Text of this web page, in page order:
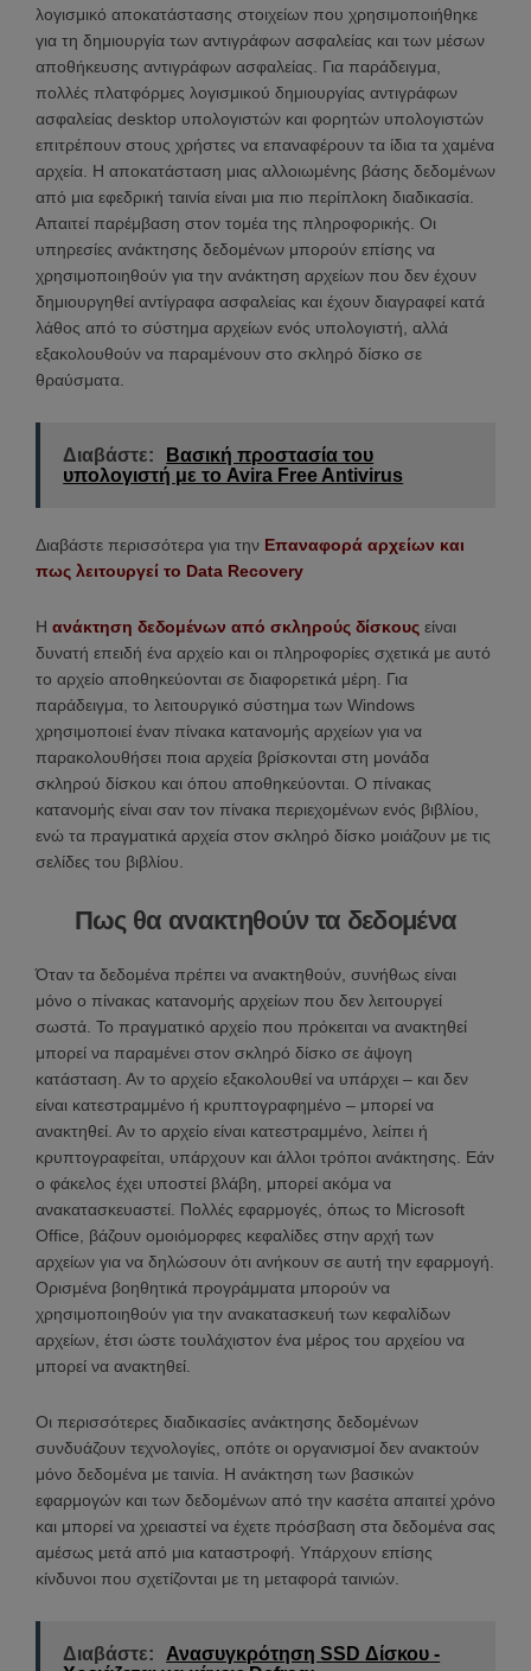
λογισμικό αποκατάστασης στοιχείων που χρησιμοποιήθηκε
για τη δημιουργία των αντιγράφων ασφαλείας και των μέσων
αποθήκευσης αντιγράφων ασφαλείας. Για παράδειγμα,
πολλές πλατφόρμες λογισμικού δημιουργίας αντιγράφων
ασφαλείας desktop υπολογιστών και φορητών υπολογιστών
επιτρέπουν στους χρήστες να επαναφέρουν τα ίδια τα χαμένα
αρχεία. Η αποκατάσταση μιας αλλοιωμένης βάσης δεδομένων
από μια εφεδρική ταινία είναι μια πιο περίπλοκη διαδικασία.
Απαιτεί παρέμβαση στον τομέα της πληροφορικής. Οι
υπηρεσίες ανάκτησης δεδομένων μπορούν επίσης να
χρησιμοποιηθούν για την ανάκτηση αρχείων που δεν έχουν
δημιουργηθεί αντίγραφα ασφαλείας και έχουν διαγραφεί κατά
λάθος από το σύστημα αρχείων ενός υπολογιστή, αλλά
εξακολουθούν να παραμένουν στο σκληρό δίσκο σε
θραύσματα.
Διαβάστε:
Βασική προστασία του
υπολογιστή με το Avira Free Antivirus
Διαβάστε περισσότερα για την Επαναφορά αρχείων και
πως λειτουργεί το Data Recovery
Η ανάκτηση δεδομένων από σκληρούς δίσκους είναι
δυνατή επειδή ένα αρχείο και οι πληροφορίες σχετικά με αυτό
το αρχείο αποθηκεύονται σε διαφορετικά μέρη. Για
παράδειγμα, το λειτουργικό σύστημα των Windows
χρησιμοποιεί έναν πίνακα κατανομής αρχείων για να
παρακολουθήσει ποια αρχεία βρίσκονται στη μονάδα
σκληρού δίσκου και όπου αποθηκεύονται. Ο πίνακας
κατανομής είναι σαν τον πίνακα περιεχομένων ενός βιβλίου,
ενώ τα πραγματικά αρχεία στον σκληρό δίσκο μοιάζουν με τις
σελίδες του βιβλίου.
Πως θα ανακτηθούν τα δεδομένα
Όταν τα δεδομένα πρέπει να ανακτηθούν, συνήθως είναι
μόνο ο πίνακας κατανομής αρχείων που δεν λειτουργεί
σωστά. Το πραγματικό αρχείο που πρόκειται να ανακτηθεί
μπορεί να παραμένει στον σκληρό δίσκο σε άψογη
κατάσταση. Αν το αρχείο εξακολουθεί να υπάρχει – και δεν
είναι κατεστραμμένο ή κρυπτογραφημένο – μπορεί να
ανακτηθεί. Αν το αρχείο είναι κατεστραμμένο, λείπει ή
κρυπτογραφείται, υπάρχουν και άλλοι τρόποι ανάκτησης. Εάν
ο φάκελος έχει υποστεί βλάβη, μπορεί ακόμα να
ανακατασκευαστεί. Πολλές εφαρμογές, όπως το Microsoft
Office, βάζουν ομοιόμορφες κεφαλίδες στην αρχή των
αρχείων για να δηλώσουν ότι ανήκουν σε αυτή την εφαρμογή.
Ορισμένα βοηθητικά προγράμματα μπορούν να
χρησιμοποιηθούν για την ανακατασκευή των κεφαλίδων
αρχείων, έτσι ώστε τουλάχιστον ένα μέρος του αρχείου να
μπορεί να ανακτηθεί.
Οι περισσότερες διαδικασίες ανάκτησης δεδομένων
συνδυάζουν τεχνολογίες, οπότε οι οργανισμοί δεν ανακτούν
μόνο δεδομένα με ταινία. Η ανάκτηση των βασικών
εφαρμογών και των δεδομένων από την κασέτα απαιτεί χρόνο
και μπορεί να χρειαστεί να έχετε πρόσβαση στα δεδομένα σας
αμέσως μετά από μια καταστροφή. Υπάρχουν επίσης
κίνδυνοι που σχετίζονται με τη μεταφορά ταινιών.
Διαβάστε:
Ανασυγκρότηση SSD Δίσκου -